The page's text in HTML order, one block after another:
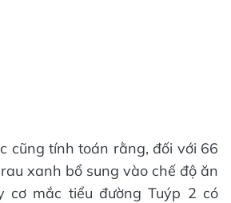
cũng tính toán rằng, đối với 66
xanh bổ sung vào chế độ ăn
cơ mắc tiểu đường Tuýp 2 có